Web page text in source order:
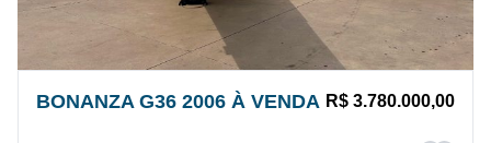
BONANZA G36 2006 À VENDA R$ 3.780.000,00